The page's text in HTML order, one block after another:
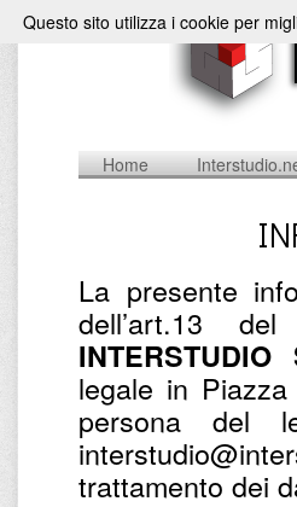
Home
La presente
dell’art.13
INTERSTUDIO
legale in
persona del
trattamento dei
Questo sito utilizza i cookie per